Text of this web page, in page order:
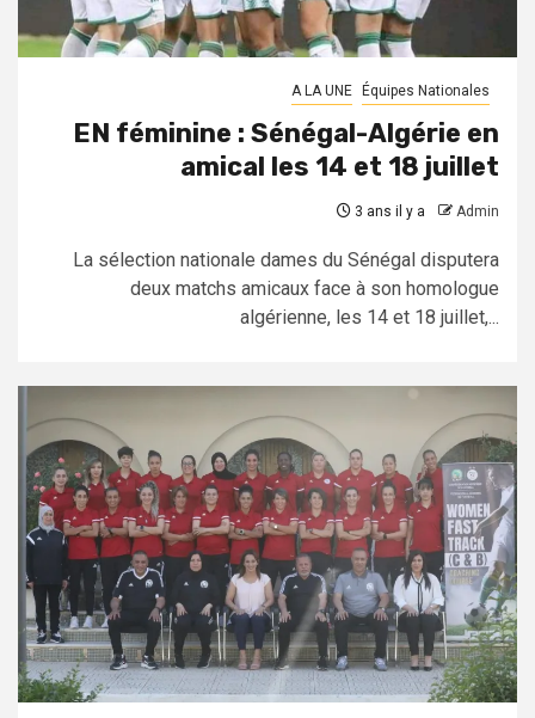
A LA UNE Équipes Nationales
EN féminine : Sénégal-Algérie en
amical les 14 et 18 juillet
3 ans il y a Admin
La sélection nationale dames du Sénégal disputera
deux matchs amicaux face à son homologue
algérienne, les 14 et 18 juillet,...